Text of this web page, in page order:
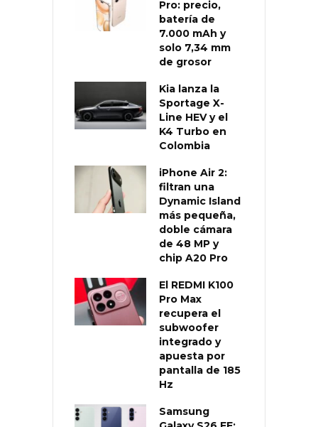
Pro: precio,
batería de
7.000 mAh y
solo 7,34 mm
de grosor
Kia lanza la
Sportage X-
Line HEV y el
K4 Turbo en
Colombia
iPhone Air 2:
filtran una
Dynamic Island
más pequeña,
doble cámara
de 48 MP y
chip A20 Pro
El REDMI K100
Pro Max
recupera el
subwoofer
integrado y
apuesta por
pantalla de 185
Hz
Samsung